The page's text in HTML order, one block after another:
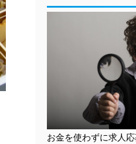
お金を使わずに求人